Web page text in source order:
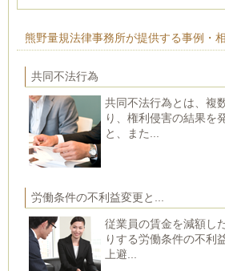
熊野量規法律事務所が提供する事例・
共同不法行為
共同不法行為とは、複
り、権利侵害の結果を
と、また...
労働条件の不利益変更と...
従業員の賃金を減額し
りする労働条件の不利
上避...